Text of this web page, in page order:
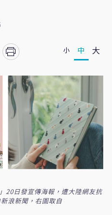
小 中 大
日發宣傳海報，遭大陸網友抗
浪新聞，右圖取自